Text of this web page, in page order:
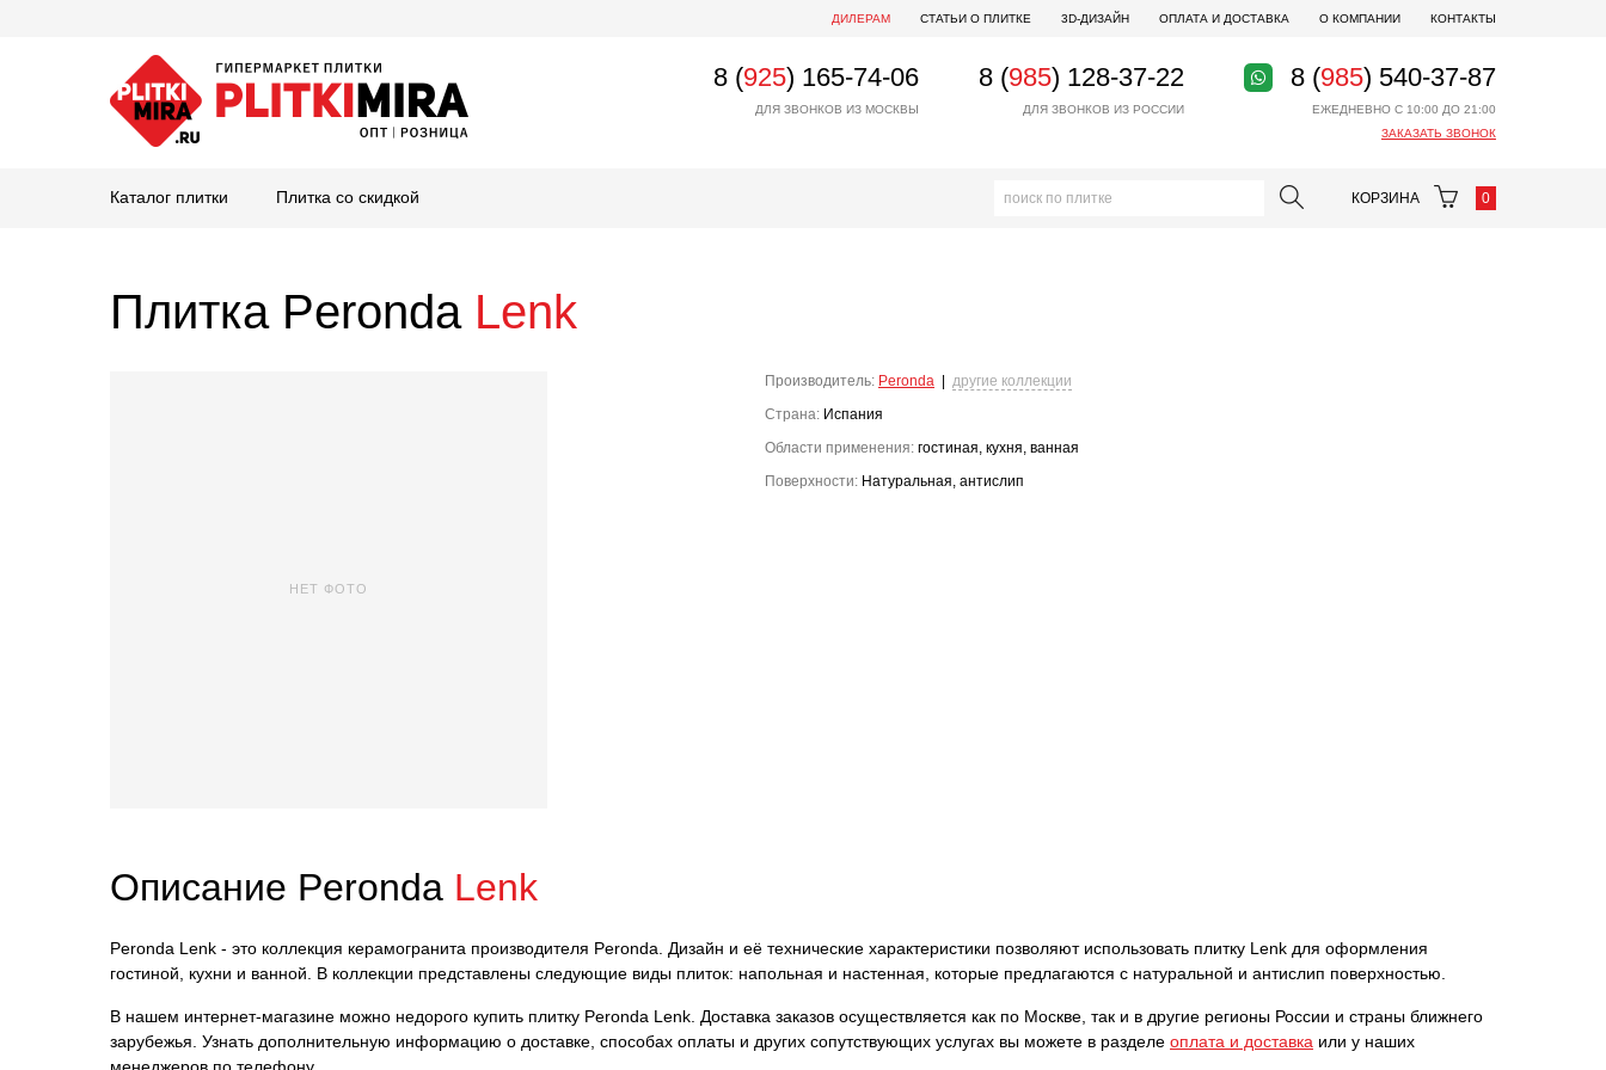
ДИЛЕРАМ СТАТЬИ О ПЛИТКЕ 3D-ДИЗАЙН ОПЛАТА И ДОСТАВКА О КОМПАНИИ КОНТАКТЫ
8 (925) 165-74-06
ДЛЯ ЗВОНКОВ ИЗ МОСКВЫ
8 (985) 128-37-22
ДЛЯ ЗВОНКОВ ИЗ РОССИИ
8 (985) 540-37-87
ЕЖЕДНЕВНО С 10:00 ДО 21:00
ЗАКАЗАТЬ ЗВОНОК
Каталог плитки Плитка со скидкой КОРЗИНА 0
Плитка Peronda Lenk
НЕТ ФОТО
Производитель: Peronda
другие коллекции
Страна: Испания
Области применения: гостиная, кухня, ванная
Поверхности: Натуральная, антислип
Описание Peronda Lenk
Peronda Lenk - это коллекция керамогранита производителя Peronda. Дизайн и её технические характеристики позволяют использовать плитку Lenk для оформления
гостиной, кухни и ванной. В коллекции представлены следующие виды плиток: напольная и настенная, которые предлагаются с натуральной и антислип поверхностью.
В нашем интернет-магазине можно недорого купить плитку Peronda Lenk. Доставка заказов осуществляется как по Москве, так и в другие регионы России и страны ближнего
зарубежья. Узнать дополнительную информацию о доставке, способах оплаты и других сопутствующих услугах вы можете в разделе оплата и доставка или у наших